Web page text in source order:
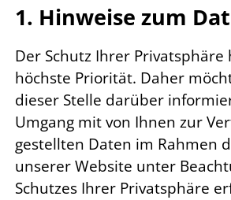
1. Hinweise zum
Der Schutz Ihrer
höchste Priorität. Daher
dieser Stelle darüber
Umgang mit von Ihnen zur
gestellten Daten im Rahmen
unserer Website unter
Schutzes Ihrer Privatsphäre